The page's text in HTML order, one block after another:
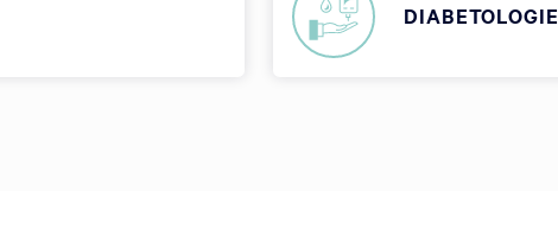
DIABETOLOGIE